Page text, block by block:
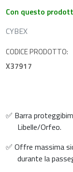
Con questo
CYBEX
CODICE PRODOTTO:
X37917
✅ Barra
Libelle/Orfeo.
✅ Offre massima
durante la